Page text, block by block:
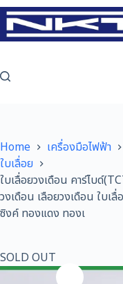
Skip
to
content
Home เครื่องมือไฟฟ้า
ใบเลื่อย
ใบเลื่อยวงเดือน คาร์ไบด์
วงเดือน เลือยวงเดือน ใบเ
ซิงค์ ทองแดง ทองเ
SOLD OUT